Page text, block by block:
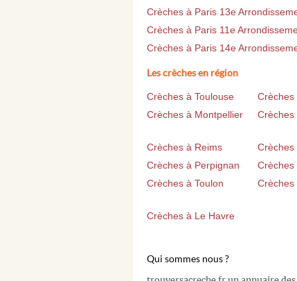
Crèches à Paris 13e
Crèches à Paris 11e
Crèches à Paris 14e
Les crèches en région
Crèches à Toulouse Crèches
Crèches à Montpellier
Crèches
Crèches à Reims
Crèches
Crèches à Perpignan
Crèches
Crèches à Toulon
Crèches
Crèches à Le Havre
Qui sommes nous ?